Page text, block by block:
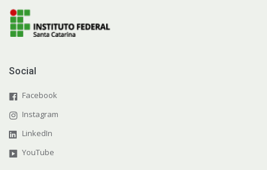
Social
Facebook
Instagram
LinkedIn
YouTube